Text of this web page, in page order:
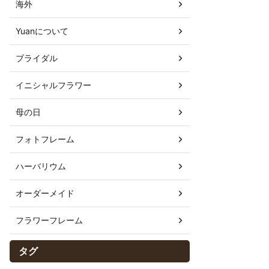
海外
Yuanについて
ブライダル
イニシャルフラワー
母の日
フォトフレーム
ハーバリウム
オーダーメイド
フラワーフレーム
タグ